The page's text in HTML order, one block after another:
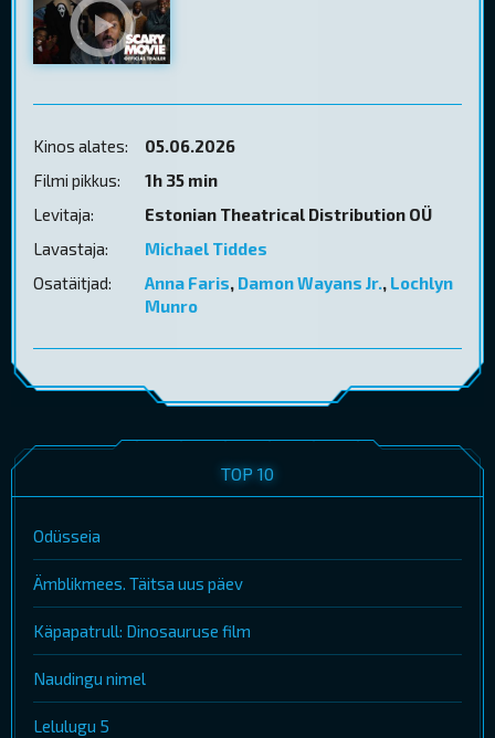
Kinos alates:
05.06.2026
Filmi pikkus:
1h 35 min
Levitaja:
Estonian Theatrical Distribution OÜ
Lavastaja:
Michael Tiddes
Osatäitjad:
Anna Faris, Damon Wayans Jr., Lochlyn
Munro
TOP 10
Odüsseia
Ämblikmees. Täitsa uus päev
Käpapatrull: Dinosauruse film
Naudingu nimel
Lelulugu 5